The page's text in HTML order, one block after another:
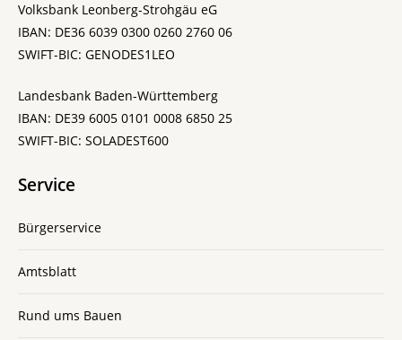
Volksbank Leonberg-Strohgäu eG
IBAN: DE36 6039 0300 0260 2760 06
SWIFT-BIC: GENODES1LEO
Landesbank Baden-Württemberg
IBAN: DE39 6005 0101 0008 6850 25
SWIFT-BIC: SOLADEST600
Service
Bürgerservice
Amtsblatt
Rund ums Bauen